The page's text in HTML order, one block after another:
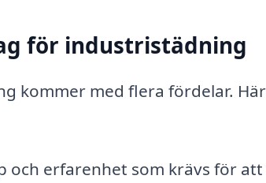
för industristädning
kommer med flera fördelar.
och erfarenhet som krävs för att